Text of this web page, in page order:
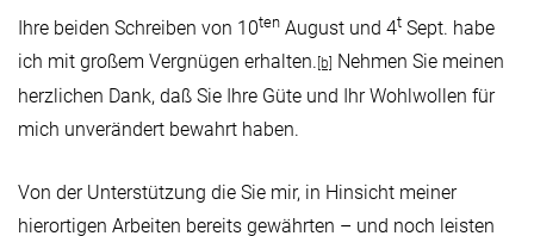
Ihre beiden Schreiben von 10ten August und 4t Sept. habe
ich mit großem Vergnügen erhalten. [b]
Nehmen Sie meinen
herzlichen Dank, daß Sie Ihre Güte und Ihr Wohlwollen für
mich unverändert bewahrt haben.
Von der Unterstützung die Sie mir, in Hinsicht meiner
hierortigen Arbeiten bereits gewährten – und noch leisten